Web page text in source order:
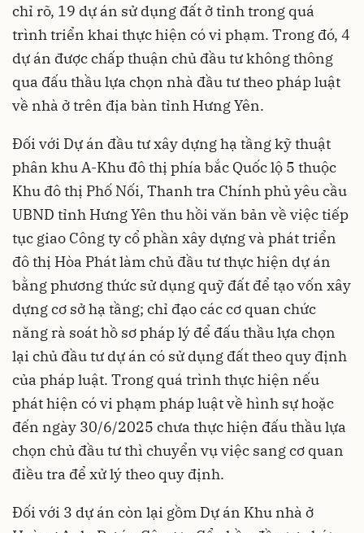
chỉ rõ, 19 dự án sử dụng đất ở tỉnh trong quá
trình triển khai thực hiện có vi phạm. Trong đó, 4
dự án được chấp thuận chủ đầu tư không thông
qua đấu thầu lựa chọn nhà đầu tư theo pháp luật
về nhà ở trên địa bàn tỉnh Hưng Yên.
Đối với Dự án đầu tư xây dựng hạ tầng kỹ thuật
phân khu A-Khu đô thị phía bắc Quốc lộ 5 thuộc
Khu đô thị Phố Nối, Thanh tra Chính phủ yêu cầu
UBND tỉnh Hưng Yên thu hồi văn bản về việc tiếp
tục giao Công ty cổ phần xây dựng và phát triển
đô thị Hòa Phát làm chủ đầu tư thực hiện dự án
bằng phương thức sử dụng quỹ đất để tạo vốn xây
dựng cơ sở hạ tầng; chỉ đạo các cơ quan chức
năng rà soát hồ sơ pháp lý để đấu thầu lựa chọn
lại chủ đầu tư dự án có sử dụng đất theo quy định
của pháp luật. Trong quá trình thực hiện nếu
phát hiện có vi phạm pháp luật về hình sự hoặc
đến ngày 30/6/2025 chưa thực hiện đấu thầu lựa
chọn chủ đầu tư thì chuyển vụ việc sang cơ quan
điều tra để xử lý theo quy định.
Đối với 3 dự án còn lại gồm Dự án Khu nhà ở